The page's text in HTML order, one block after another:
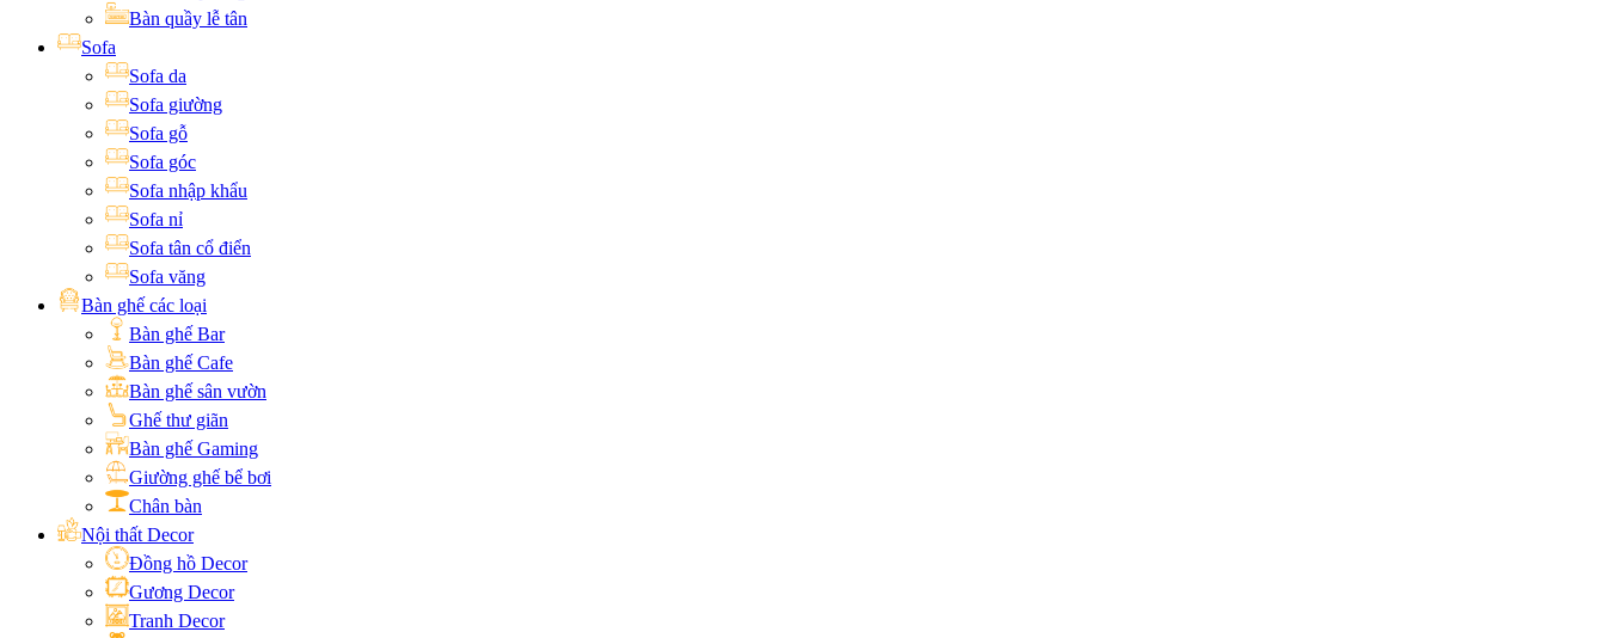
Bàn quầy lễ tân
Sofa
Sofa da
Sofa giường
Sofa gỗ
Sofa góc
Sofa nhập khẩu
Sofa nỉ
Sofa tân cổ điển
Sofa văng
Bàn ghế các loại
Bàn ghế Bar
Bàn ghế Cafe
Bàn ghế sân vườn
Ghế thư giãn
Bàn ghế Gaming
Giường ghế bể bơi
Chân bàn
Nội thất Decor
Đồng hồ Decor
Gương Decor
Tranh Decor